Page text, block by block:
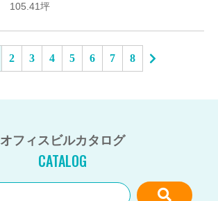
105.41坪
2 3 4 5 6 7 8
オフィスビルカタログ
CATALOG